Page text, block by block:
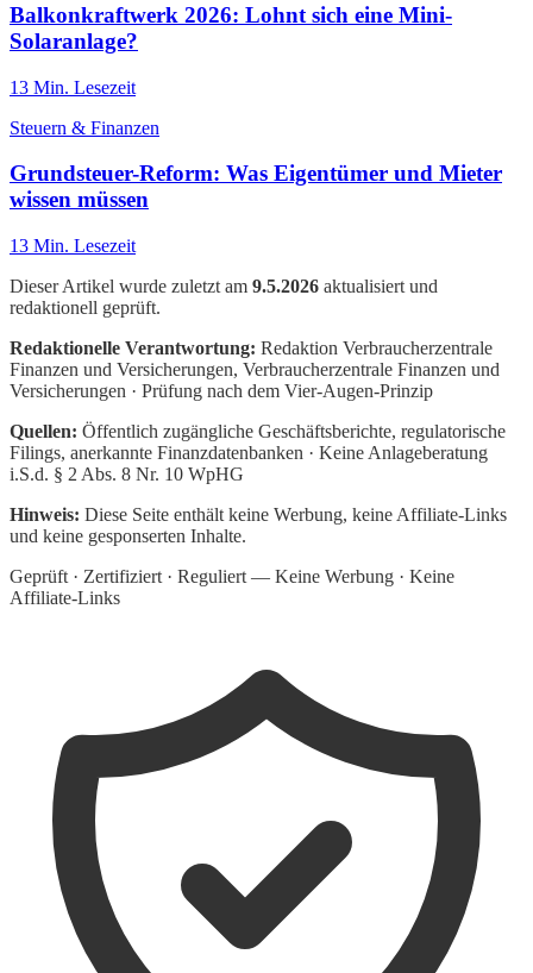
Balkonkraftwerk 2026: Lohnt sich eine Mini-
Solaranlage?
13 Min. Lesezeit
Steuern & Finanzen
Grundsteuer-Reform: Was Eigentümer und Mieter
wissen müssen
13 Min. Lesezeit
Dieser Artikel wurde zuletzt am 9.5.2026 aktualisiert und
redaktionell geprüft.
Redaktionelle Verantwortung: Redaktion Verbraucherzentrale
Finanzen und Versicherungen, Verbraucherzentrale Finanzen und
Versicherungen · Prüfung nach dem Vier-Augen-Prinzip
Quellen: Öffentlich zugängliche Geschäftsberichte, regulatorische
Filings, anerkannte Finanzdatenbanken · Keine Anlageberatung
i.S.d. § 2 Abs. 8 Nr. 10 WpHG
Hinweis: Diese Seite enthält keine Werbung, keine Affiliate-Links
und keine gesponserten Inhalte.
Geprüft · Zertifiziert · Reguliert — Keine Werbung · Keine
Affiliate-Links